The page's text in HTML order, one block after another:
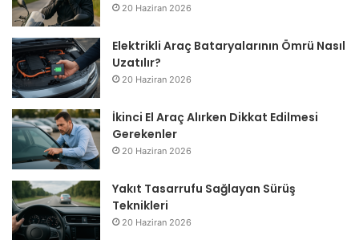
20 Haziran 2026
Elektrikli Araç Bataryalarının Ömrü Nasıl
Uzatılır?
20 Haziran 2026
İkinci El Araç Alırken Dikkat Edilmesi
Gerekenler
20 Haziran 2026
Yakıt Tasarrufu Sağlayan Sürüş
Teknikleri
20 Haziran 2026